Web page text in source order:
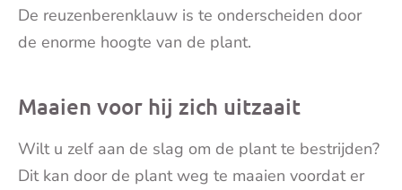
De reuzenberenklauw is te onderscheiden door
de enorme hoogte van de plant.
Maaien voor hij zich uitzaait
Wilt u zelf aan de slag om de plant te bestrijden?
Dit kan door de plant weg te maaien voordat er